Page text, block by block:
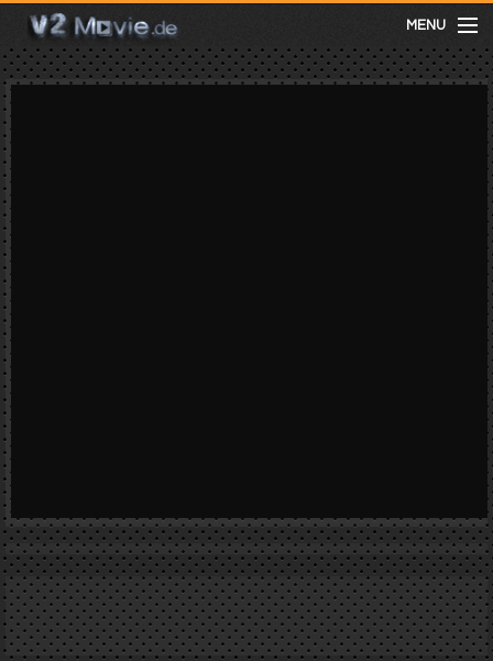
MENU
meist gesehen
Video suchen